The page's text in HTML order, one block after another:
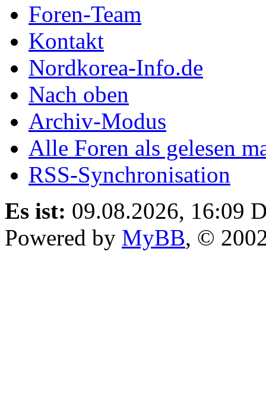
Foren-Team
Kontakt
Nordkorea-Info.de
Nach oben
Archiv-Modus
Alle Foren als gelesen
RSS-Synchronisation
Es ist: 09.08.2026, 16:09
Powered by MyBB, ©